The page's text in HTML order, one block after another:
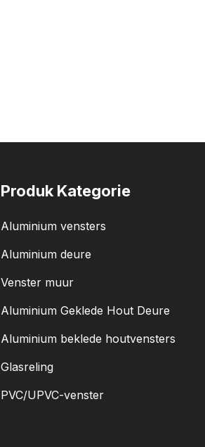
Produk Kategorie
Aluminium vensters
Aluminium deure
Venster muur
Aluminium Geklede Hout Deure
Aluminium beklede houtvensters
Glasreling
PVC/UPVC-venster